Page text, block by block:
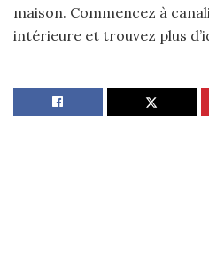
maison. Commencez à
intérieure et trouvez plus